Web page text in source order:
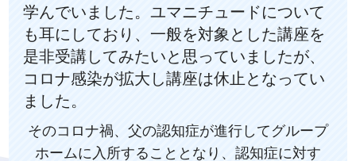
学んでいました。ユマニチュードについて
も耳にしており、一般を対象とした講座を
是非受講してみたいと思っていましたが、
コロナ感染が拡大し講座は休止となってい
ました。
そのコロナ禍、父の認知症が進行してグループ
ホームに入所することとなり、認知症に対す